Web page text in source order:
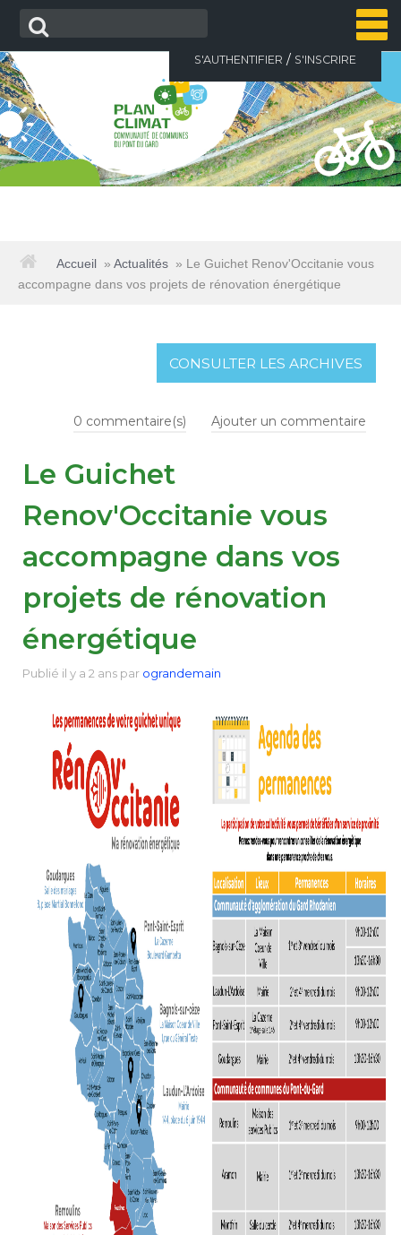
Aller
Recherche
S'AUTHENTIFIER / S'INSCRIRE
ACTUALITÉS
LE PLAN CLIMAT ▼
RESSOURCES ▼
CONTRIBUEZ
CONTACT
Accueil » Actualités » Le Guichet Renov'Occitanie vous
accompagne dans vos projets de rénovation énergétique
CONSULTER LES ARCHIVES
0 commentaire(s) Ajouter un commentaire
Le Guichet
Renov'Occitanie vous
accompagne dans vos
projets de rénovation
énergétique
Publié il y a 2 ans par ograndemain